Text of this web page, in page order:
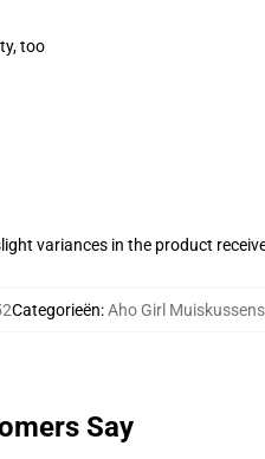
too
variances in the product
Categorieën:Aho Girl Muiskussens
Say